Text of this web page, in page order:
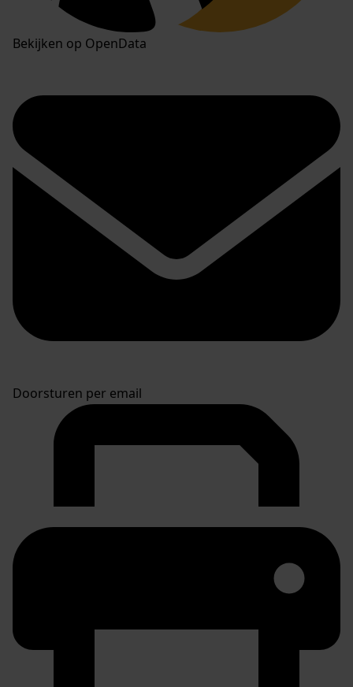
Bekijken op OpenData
Doorsturen per email